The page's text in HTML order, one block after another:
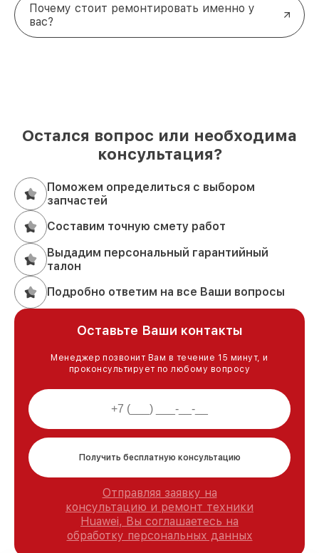
Почему стоит ремонтировать именно у
вас?
Остался вопрос или необходима
консультация?
Поможем определиться с выбором
запчастей
Составим точную смету работ
Выдадим персональный гарантийный
талон
Подробно ответим на все Ваши вопросы
Оставьте Ваши контакты
Менеджер позвонит Вам в течение 15 минут, и
проконсультирует по любому вопросу
Получить бесплатную консультацию
Отправляя заявку на
консультацию и ремонт техники
Huawei, Вы соглашаетесь на
обработку персональных данных